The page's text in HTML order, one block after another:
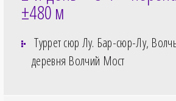
±480м
Туррет сюр Лу. Бар-сюр-Лу,
деревня Волчий Мост